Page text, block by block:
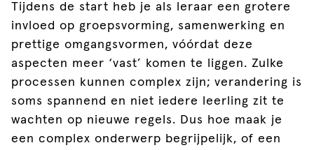
Tijdens de start heb je als leraar een grotere
invloed op groepsvorming, samenwerking en
prettige omgangsvormen, vóórdat deze
aspecten meer ‘vast’ komen te liggen. Zulke
processen kunnen complex zijn; verandering is
soms spannend en niet iedere leerling zit te
wachten op nieuwe regels. Dus hoe maak je
een complex onderwerp begrijpelijk, of een